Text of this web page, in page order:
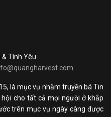
& Tình Yêu
là mục vụ nhằm truyền bá Tin
cho tất cả mọi người ở khắp
trên mục vụ ngày càng được